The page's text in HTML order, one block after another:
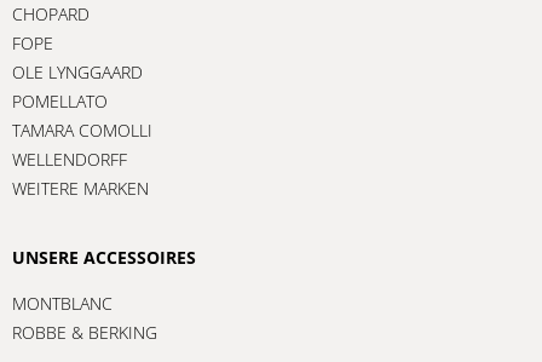
CHOPARD
FOPE
OLE LYNGGAARD
POMELLATO
TAMARA COMOLLI
WELLENDORFF
WEITERE MARKEN
UNSERE ACCESSOIRES
MONTBLANC
ROBBE & BERKING